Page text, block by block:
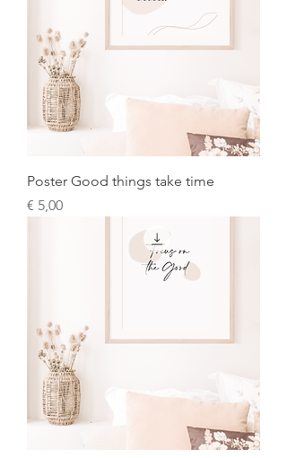
Poster Good things take time
Prijs
€ 5,00